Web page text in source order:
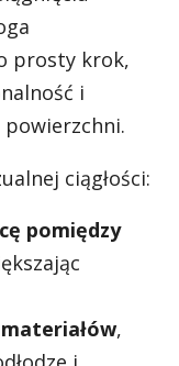
prosty krok,
i
powierzchni.
ciągłości:
pomiędzy
,